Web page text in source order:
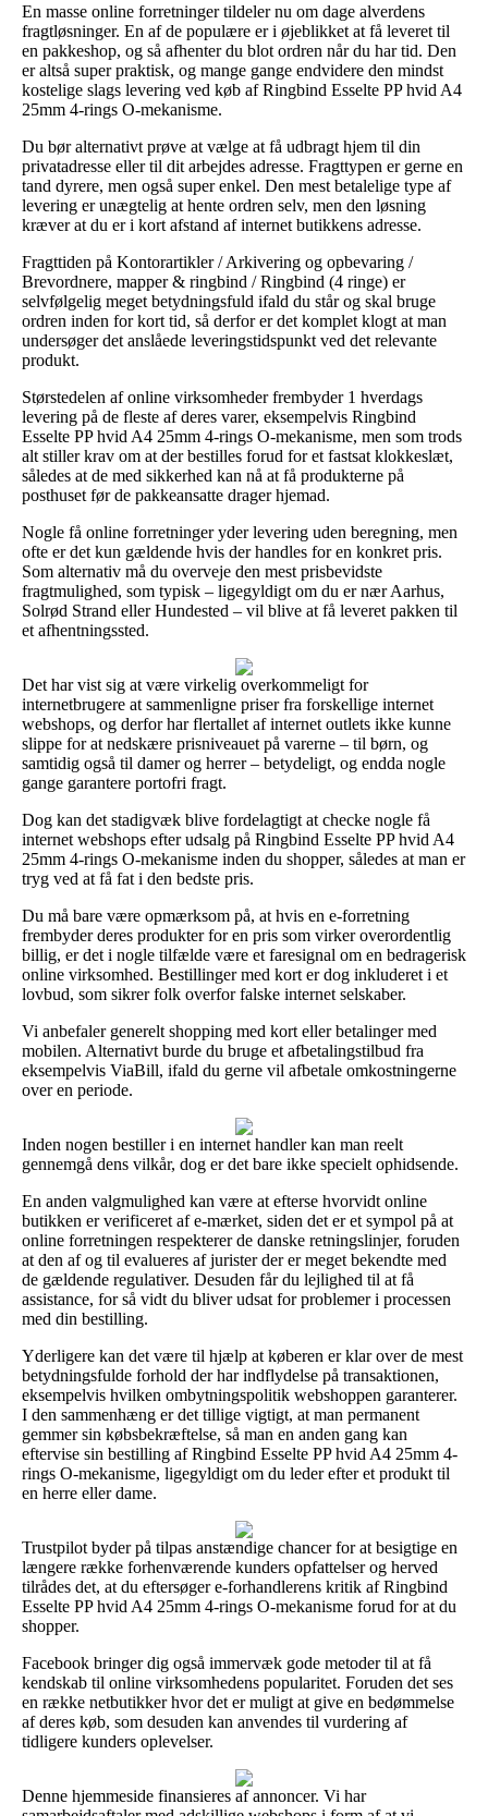
En masse online forretninger tildeler nu om dage alverdens
fragtløsninger. En af de populære er i øjeblikket at få leveret til
en pakkeshop, og så afhenter du blot ordren når du har tid. Den
er altså super praktisk, og mange gange endvidere den mindst
kostelige slags levering ved køb af Ringbind Esselte PP hvid A4
25mm 4-rings O-mekanisme.
Du bør alternativt prøve at vælge at få udbragt hjem til din
privatadresse eller til dit arbejdes adresse. Fragttypen er gerne en
tand dyrere, men også super enkel. Den mest betalelige type af
levering er unægtelig at hente ordren selv, men den løsning
kræver at du er i kort afstand af internet butikkens adresse.
Fragttiden på Kontorartikler / Arkivering og opbevaring /
Brevordnere, mapper & ringbind / Ringbind (4 ringe) er
selvfølgelig meget betydningsfuld ifald du står og skal bruge
ordren inden for kort tid, så derfor er det komplet klogt at man
undersøger det anslåede leveringstidspunkt ved det relevante
produkt.
Størstedelen af online virksomheder frembyder 1 hverdags
levering på de fleste af deres varer, eksempelvis Ringbind
Esselte PP hvid A4 25mm 4-rings O-mekanisme, men som trods
alt stiller krav om at der bestilles forud for et fastsat klokkeslæt,
således at de med sikkerhed kan nå at få produkterne på
posthuset før de pakkeansatte drager hjemad.
Nogle få online forretninger yder levering uden beregning, men
ofte er det kun gældende hvis der handles for en konkret pris.
Som alternativ må du overveje den mest prisbevidste
fragtmulighed, som typisk – ligegyldigt om du er nær Aarhus,
Solrød Strand eller Hundested – vil blive at få leveret pakken til
et afhentningssted.
Det har vist sig at være virkelig overkommeligt for
internetbrugere at sammenligne priser fra forskellige internet
webshops, og derfor har flertallet af internet outlets ikke kunne
slippe for at nedskære prisniveauet på varerne – til børn, og
samtidig også til damer og herrer – betydeligt, og endda nogle
gange garantere portofri fragt.
Dog kan det stadigvæk blive fordelagtigt at checke nogle få
internet webshops efter udsalg på Ringbind Esselte PP hvid A4
25mm 4-rings O-mekanisme inden du shopper, således at man er
tryg ved at få fat i den bedste pris.
Du må bare være opmærksom på, at hvis en e-forretning
frembyder deres produkter for en pris som virker overordentlig
billig, er det i nogle tilfælde være et faresignal om en bedragerisk
online virksomhed. Bestillinger med kort er dog inkluderet i et
lovbud, som sikrer folk overfor falske internet selskaber.
Vi anbefaler generelt shopping med kort eller betalinger med
mobilen. Alternativt burde du bruge et afbetalingstilbud fra
eksempelvis ViaBill, ifald du gerne vil afbetale omkostningerne
over en periode.
Inden nogen bestiller i en internet handler kan man reelt
gennemgå dens vilkår, dog er det bare ikke specielt ophidsende.
En anden valgmulighed kan være at efterse hvorvidt online
butikken er verificeret af e-mærket, siden det er et sympol på at
online forretningen respekterer de danske retningslinjer, foruden
at den af og til evalueres af jurister der er meget bekendte med
de gældende regulativer. Desuden får du lejlighed til at få
assistance, for så vidt du bliver udsat for problemer i processen
med din bestilling.
Yderligere kan det være til hjælp at køberen er klar over de mest
betydningsfulde forhold der har indflydelse på transaktionen,
eksempelvis hvilken ombytningspolitik webshoppen garanterer.
I den sammenhæng er det tillige vigtigt, at man permanent
gemmer sin købsbekræftelse, så man en anden gang kan
eftervise sin bestilling af Ringbind Esselte PP hvid A4 25mm 4-
rings O-mekanisme, ligegyldigt om du leder efter et produkt til
en herre eller dame.
Trustpilot byder på tilpas anstændige chancer for at besigtige en
længere række forhenværende kunders opfattelser og herved
tilrådes det, at du eftersøger e-forhandlerens kritik af Ringbind
Esselte PP hvid A4 25mm 4-rings O-mekanisme forud for at du
shopper.
Facebook bringer dig også immervæk gode metoder til at få
kendskab til online virksomhedens popularitet. Foruden det ses
en række netbutikker hvor det er muligt at give en bedømmelse
af deres køb, som desuden kan anvendes til vurdering af
tidligere kunders oplevelser.
Denne hjemmeside finansieres af annoncer. Vi har